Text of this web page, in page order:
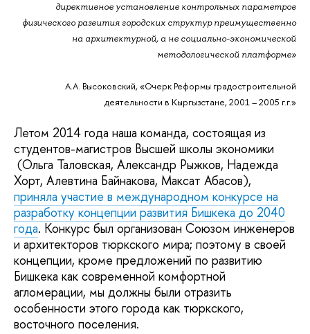
директивное установление контрольных параметров
физического развития городских структур преимущественно
на архитектурной, а не социально-экономической
методологической платформе»
А.А. Высоковский, «Очерк Реформы градостроительной
деятельности в Кыргызстане, 2001 – 2005 г.г.»
Летом 2014 года наша команда, состоящая из
студентов-магистров Высшей школы экономики
(Ольга Таловская, Александр Рыжков, Надежда
Хорт, Алевтина Байнакова, Максат Абасов),
приняла участие в международном конкурсе на
разработку концепции развития Бишкека до 2040
года. Конкурс был организован Союзом инженеров
и архитекторов тюркского мира; поэтому в своей
концепции, кроме предложений по развитию
Бишкека как современной комфортной
агломерации, мы должны были отразить
особенности этого города как тюркского,
восточного поселения.